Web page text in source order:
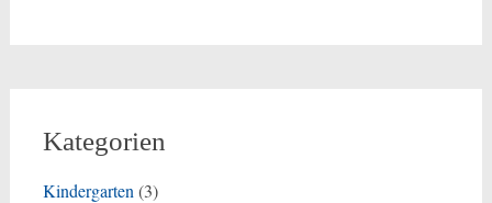
Kategorien
Kindergarten (3)